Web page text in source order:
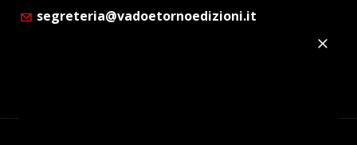
segreteria@vadoetornoedizioni.it